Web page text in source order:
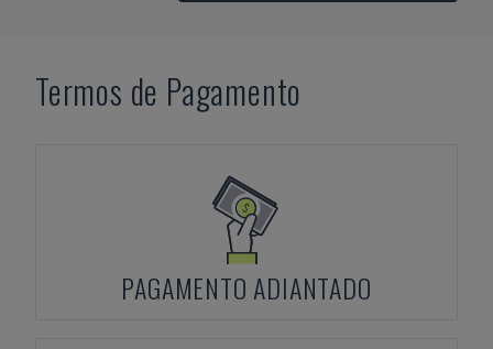
Termos de Pagamento
PAGAMENTO ADIANTADO